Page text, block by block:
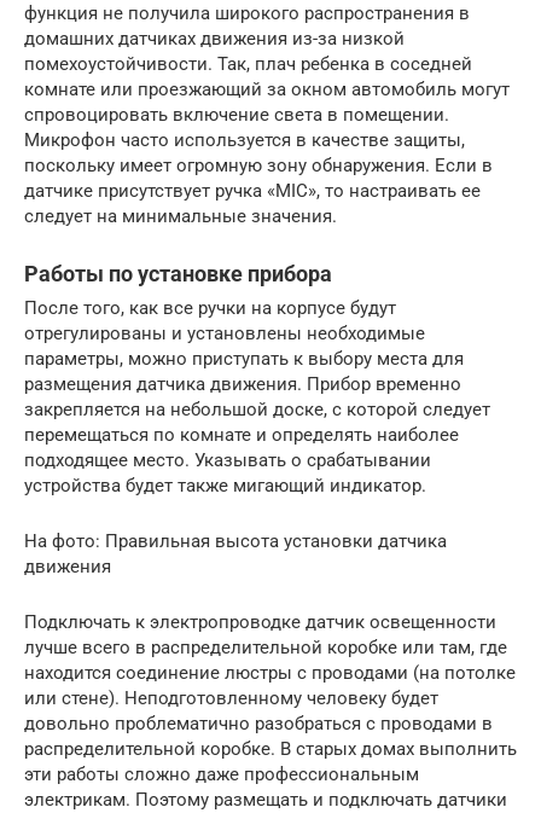
функция не получила широкого распространения в
домашних датчиках движения из-за низкой
помехоустойчивости. Так, плач ребенка в соседней
комнате или проезжающий за окном автомобиль могут
спровоцировать включение света в помещении.
Микрофон часто используется в качестве защиты,
поскольку имеет огромную зону обнаружения. Если в
датчике присутствует ручка «MIC», то настраивать ее
следует на минимальные значения.
Работы по установке прибора
После того, как все ручки на корпусе будут
отрегулированы и установлены необходимые
параметры, можно приступать к выбору места для
размещения датчика движения. Прибор временно
закрепляется на небольшой доске, с которой следует
перемещаться по комнате и определять наиболее
подходящее место. Указывать о срабатывании
устройства будет также мигающий индикатор.
На фото: Правильная высота установки датчика
движения
Подключать к электропроводке датчик освещенности
лучше всего в распределительной коробке или там, где
находится соединение люстры с проводами (на потолке
или стене). Неподготовленному человеку будет
довольно проблематично разобраться с проводами в
распределительной коробке. В старых домах выполнить
эти работы сложно даже профессиональным
электрикам. Поэтому размещать и подключать датчики